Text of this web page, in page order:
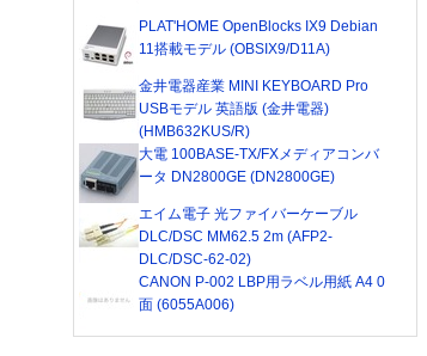
PLAT'HOME OpenBlocks IX9 Debian
11搭載モデル (OBSIX9/D11A)
金井電器産業 MINI KEYBOARD Pro
USBモデル 英語版 (金井電器)
(HMB632KUS/R)
大電 100BASE-TX/FXメディアコンバ
ータ DN2800GE (DN2800GE)
エイム電子 光ファイバーケーブル
DLC/DSC MM62.5 2m (AFP2-
DLC/DSC-62-02)
CANON P-002 LBP用ラベル用紙 A4 0
面 (6055A006)